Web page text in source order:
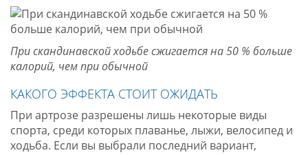
При скандинавской ходьбе сжигается на 50 % больше
калорий, чем при обычной
КАКОГО ЭФФЕКТА СТОИТ ОЖИДАТЬ
При артрозе разрешены лишь некоторые виды
спорта, среди которых плаванье, лыжи, велосипед и
ходьба. Если вы выбрали последний вариант,